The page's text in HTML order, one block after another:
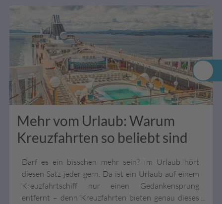
Mehr vom Urlaub: Warum
Kreuzfahrten so beliebt sind
Darf es ein bisschen mehr sein? Im Urlaub hört
diesen Satz jeder gern. Da ist ein Urlaub auf einem
Kreuzfahrtschiff nur einen Gedankensprung
entfernt – denn Kreuzfahrten bieten genau dieses